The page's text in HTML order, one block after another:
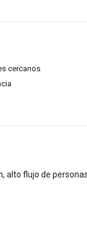
cercanos
alto flujo de